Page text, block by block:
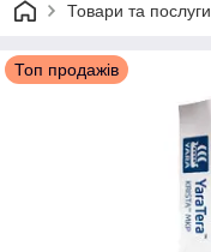
Товари та послуги
Топ продажів